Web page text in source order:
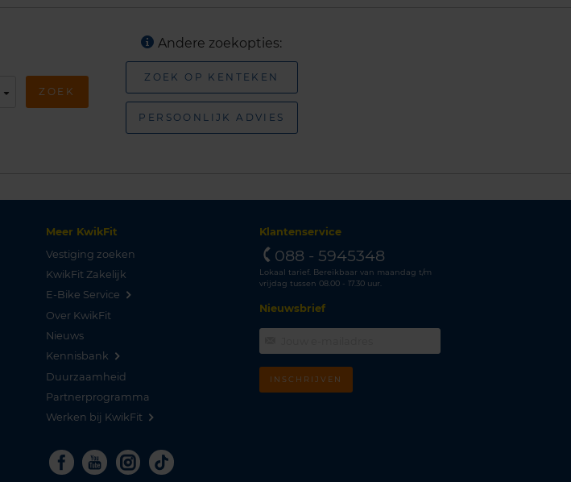
ZOEK
Andere zoekopties:
ZOEK OP KENTEKEN
PERSOONLIJK ADVIES
Meer KwikFit
Vestiging zoeken
KwikFit Zakelijk
E-Bike Service
Over KwikFit
Nieuws
Kennisbank
Duurzaamheid
Partnerprogramma
Werken bij KwikFit
Facebook
YoutubeInstagram
Tiktok
Klantenservice
088 - 5945348
Lokaal tarief. Bereikbaar van maandag t/m
vrijdag tussen 08.00 - 17.30 uur.
Nieuwsbrief
INSCHRIJVEN